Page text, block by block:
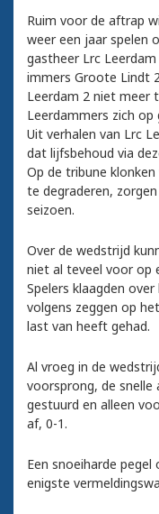
Ruim voor de aftrap
weer een jaar spelen
gastheer Lrc
immers Groote Lindt
Leerdam 2 niet meer
Leerdammers zich
Uit verhalen van Lrc
dat lijfsbehoud via
Op de tribune
te degraderen,
seizoen.
Over de wedstrijd
niet al teveel voor op
Spelers klaagden
volgens zeggen op
last van heeft gehad.
Al vroeg in de
voorsprong, de snelle
gestuurd en alleen
af, 0-1.
Een snoeiharde
enigste